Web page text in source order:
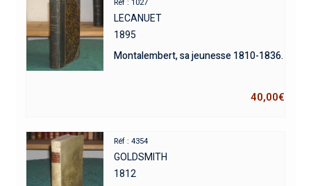
Réf : 1027
LECANUET
1895
Montalembert, sa jeunesse 1810-1836.
40,00€
Réf : 4354
GOLDSMITH
1812